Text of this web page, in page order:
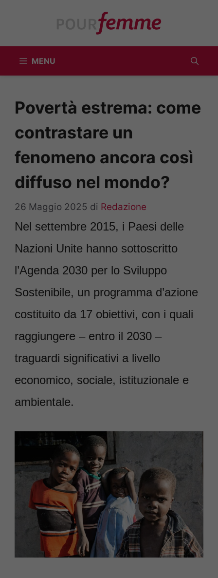
MENU
Povertà estrema: come
contrastare un
fenomeno ancora così
diffuso nel mondo?
26 Maggio 2025 di Redazione
Nel settembre 2015, i Paesi delle
Nazioni Unite hanno sottoscritto
l’Agenda 2030 per lo Sviluppo
Sostenibile, un programma d’azione
costituito da 17 obiettivi, con i quali
raggiungere – entro il 2030 –
traguardi significativi a livello
economico, sociale, istituzionale e
ambientale.